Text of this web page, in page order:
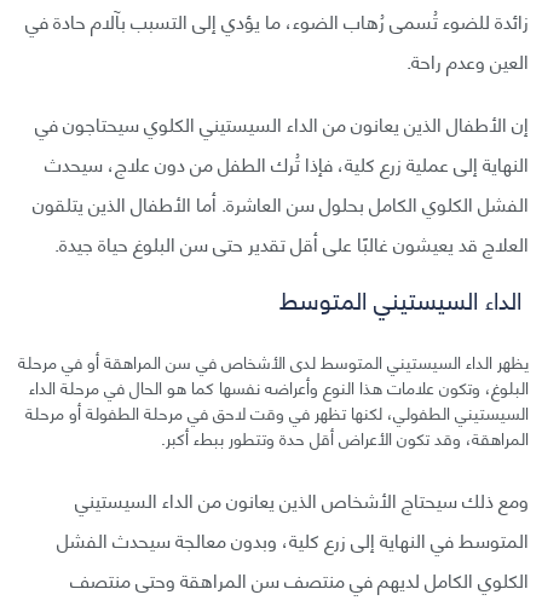
زائدة للضوء تُسمى رُهاب الضوء، ما يؤدي إلى التسبب بآلام حادة في
العين وعدم راحة.
إن الأطفال الذين يعانون من الداء السيستيني الكلوي سيحتاجون في
النهاية إلى عملية زرع كلية، فإذا تُرك الطفل من دون علاج، سيحدث
الفشل الكلوي الكامل بحلول سن العاشرة. أما الأطفال الذين يتلقون
العلاج قد يعيشون غالبًا على أقل تقدير حتى سن البلوغ حياة جيدة.
الداء السيستيني المتوسط
يظهر الداء السيستيني المتوسط لدى الأشخاص في سن المراهقة أو في مرحلة
البلوغ، وتكون علامات هذا النوع وأعراضه نفسها كما هو الحال في مرحلة الداء
السيستيني الطفولي، لكنها تظهر في وقت لاحق في مرحلة الطفولة أو مرحلة
المراهقة، وقد تكون الأعراض أقل حدة وتتطور ببطء أكبر.
ومع ذلك سيحتاج الأشخاص الذين يعانون من الداء السيستيني
المتوسط في النهاية إلى زرع كلية، وبدون معالجة سيحدث الفشل
الكلوي الكامل لديهم في منتصف سن المراهقة وحتى منتصف